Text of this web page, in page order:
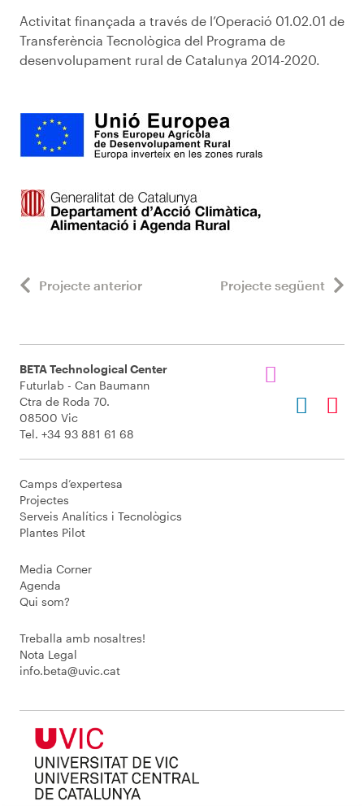
Activitat finançada a través de l’Operació 01.02.01 de
Transferència Tecnològica del Programa de
desenvolupament rural de Catalunya 2014-2020.
Projecte anterior Projecte següent
BETA Technological Center
Futurlab - Can Baumann
Ctra de Roda 70.
08500 Vic
Tel. +34 93 881 61 68
Camps d’expertesa
Projectes
Serveis Analítics i Tecnològics
Plantes Pilot
Media Corner
Agenda
Qui som?
Treballa amb nosaltres!
Nota Legal
info.beta@uvic.cat